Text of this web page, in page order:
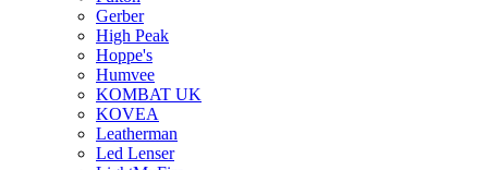
Gerber
High Peak
Hoppe's
Humvee
KOMBAT UK
KOVEA
Leatherman
Led Lenser